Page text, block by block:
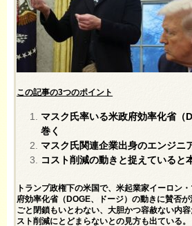
この記事の3つのポイント
マスク氏率いる米政府効率化省（
巻く
マスク氏関連企業出身のエンジニ
コスト削減の動きと捉えていると
トランプ政権下の米国で、米起業家イーロン
府効率化省（DOGE、ドージ）の動きに賛否
ごと閉鎖もいとわない、大胆かつ容赦ない内
スト削減にとどまらないとの見方も出ている。